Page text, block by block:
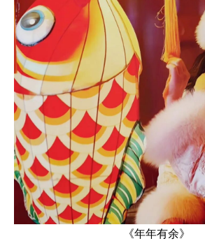
《年年有余》